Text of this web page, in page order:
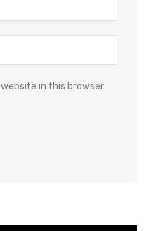
website in this browser